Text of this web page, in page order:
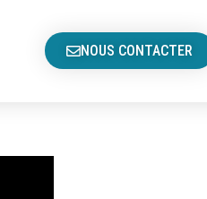
NOUS CONTACTER